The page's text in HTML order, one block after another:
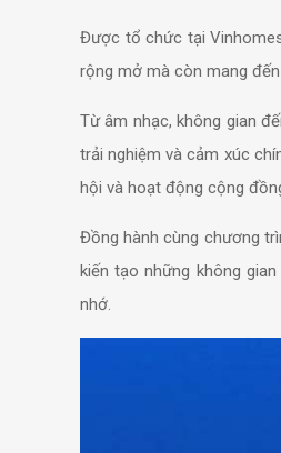
Được tổ chức tại
rộng mở mà còn mang đến
Từ âm nhạc, không gian
trải nghiệm và cảm xúc
hội và hoạt động cộng
Đồng hành cùng chương
kiến tạo những không
nhớ.